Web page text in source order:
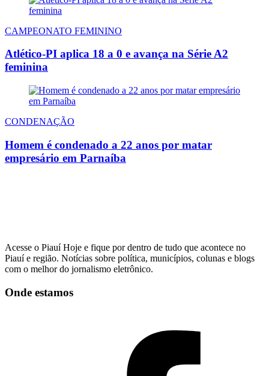
CAMPEONATO FEMININO
Atlético-PI aplica 18 a 0 e avança na Série A2
feminina
CONDENAÇÃO
Homem é condenado a 22 anos por matar
empresário em Parnaíba
Acesse o Piauí Hoje e fique por dentro de tudo que acontece no
Piauí e região. Notícias sobre política, municípios, colunas e blogs
com o melhor do jornalismo eletrônico.
Onde estamos